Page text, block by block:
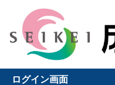
ログイン画面